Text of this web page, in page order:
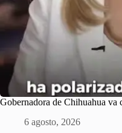
Gobernadora de Chihuahua va
6 agosto, 2026